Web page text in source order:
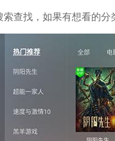
查找，如果有想看的分